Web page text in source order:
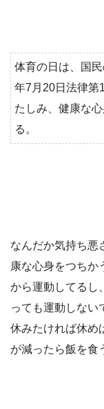
体育の日は、国
年7月20日法律第
たしみ、健康な
る。
なんだか気持ち悪
康な心身をつちか
から運動してるし
っても運動しない
休みたければ休め
が減ったら飯を食